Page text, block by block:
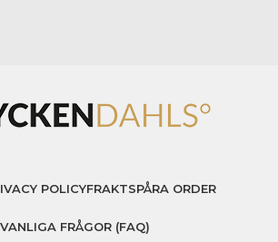
POLICYFRAKTSPÅRA ORDER
VANLIGA FRÅGOR (FAQ)